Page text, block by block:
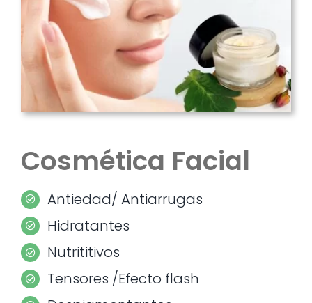
Cosmética Facial
Antiedad/ Antiarrugas
Hidratantes
Nutrititivos
Tensores /Efecto flash